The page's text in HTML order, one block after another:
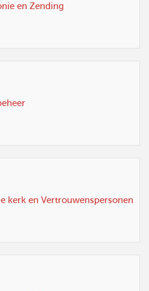
en Zending
kerk en Vertrouwenspersonen